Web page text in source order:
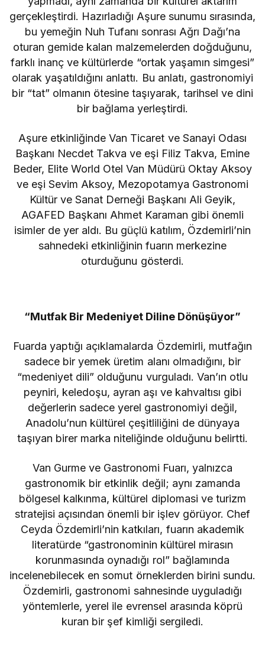
gerçekleştirdi. Hazırladığı Aşure sunumu sırasında,
bu yemeğin Nuh Tufanı sonrası Ağrı Dağı’na
oturan gemide kalan malzemelerden doğduğunu,
farklı inanç ve kültürlerde “ortak yaşamın simgesi”
olarak yaşatıldığını anlattı. Bu anlatı, gastronomiyi
bir “tat” olmanın ötesine taşıyarak, tarihsel ve dini
bir bağlama yerleştirdi.
Aşure etkinliğinde Van Ticaret ve Sanayi Odası
Başkanı Necdet Takva ve eşi Filiz Takva, Emine
Beder, Elite World Otel Van Müdürü Oktay Aksoy
ve eşi Sevim Aksoy, Mezopotamya Gastronomi
Kültür ve Sanat Derneği Başkanı Ali Geyik,
AGAFED Başkanı Ahmet Karaman gibi önemli
isimler de yer aldı. Bu güçlü katılım, Özdemirli’nin
sahnedeki etkinliğinin fuarın merkezine
oturduğunu gösterdi.
“Mutfak Bir Medeniyet Diline Dönüşüyor”
Fuarda yaptığı açıklamalarda Özdemirli, mutfağın
sadece bir yemek üretim alanı olmadığını, bir
“medeniyet dili” olduğunu vurguladı. Van’ın otlu
peyniri, keledoşu, ayran aşı ve kahvaltısı gibi
değerlerin sadece yerel gastronomiyi değil,
Anadolu’nun kültürel çeşitliliğini de dünyaya
taşıyan birer marka niteliğinde olduğunu belirtti.
Van Gurme ve Gastronomi Fuarı, yalnızca
gastronomik bir etkinlik değil; aynı zamanda
bölgesel kalkınma, kültürel diplomasi ve turizm
stratejisi açısından önemli bir işlev görüyor. Chef
Ceyda Özdemirli’nin katkıları, fuarın akademik
literatürde “gastronominin kültürel mirasın
korunmasında oynadığı rol” bağlamında
incelenebilecek en somut örneklerden birini sundu.
Özdemirli, gastronomi sahnesinde uyguladığı
yöntemlerle, yerel ile evrensel arasında köprü
kuran bir şef kimliği sergiledi.